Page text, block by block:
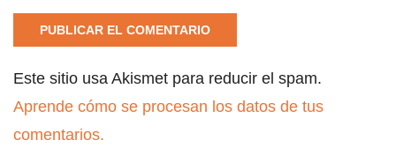
Este sitio usa Akismet para reducir el spam.
Aprende cómo se procesan los datos de tus
comentarios.